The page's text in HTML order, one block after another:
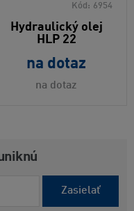
Kód: 6954
Hydraulický olej
HLP 22
na dotaz
na dotaz
Zasielať